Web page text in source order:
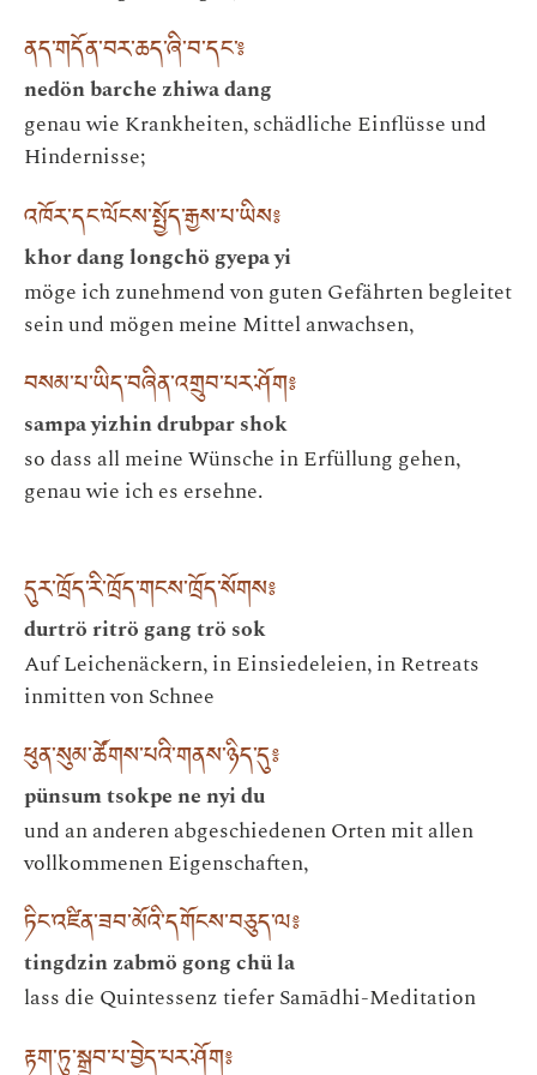
ནད་གདོན་བར་ཆད་ཞི་བ་དང་༔
nedön barche zhiwa dang
genau wie Krankheiten, schädliche Einflüsse und
Hindernisse;
འཁོར་དང་ལོངས་སྤྱོད་རྒྱས་པ་ཡིས༔
khor dang longchö gyepa yi
möge ich zunehmend von guten Gefährten begleitet
sein und mögen meine Mittel anwachsen,
བསམ་པ་ཡིད་བཞིན་འགྲུབ་པར་ཤོག༔
sampa yizhin drubpar shok
so dass all meine Wünsche in Erfüllung gehen,
genau wie ich es ersehne.
དུར་ཁྲོད་རི་ཁྲོད་གངས་ཁྲོད་སོགས༔
durtrö ritrö gang trö sok
Auf Leichenäckern, in Einsiedeleien, in Retreats
inmitten von Schnee
ཕུན་སུམ་ཚོགས་པའི་གནས་ཉིད་དུ༔
pünsum tsokpe ne nyi du
und an anderen abgeschiedenen Orten mit allen
vollkommenen Eigenschaften,
ཏིང་འཛིན་ཟབ་མོའི་དགོངས་བཅུད་ལ༔
tingdzin zabmö gong chü la
lass die Quintessenz tiefer Samādhi-Meditation
རྟག་ཏུ་སྒྲུབ་པ་བྱེད་པར་ཤོག༔